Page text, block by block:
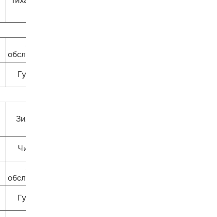
Залы
обслуживания
Гулливер
Зиль-Зёль
Читай-ка
Залы
обслуживания
Гулливер